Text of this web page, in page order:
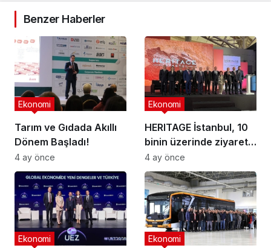
Benzer Haberler
Tarım ve Gıdada Akıllı
Dönem Başladı!
Ekonomi
4 ay önce
HERITAGE İstanbul, 10
binin üzerinde ziyaretçi
ağırladı
Ekonomi
4 ay önce
Ekonomi Ekonomi